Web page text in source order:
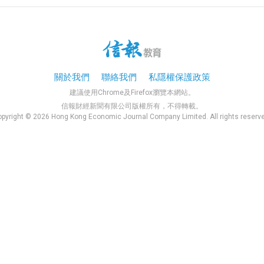
關於我們 聯絡我們 私隱權保護政策
建議使用Chrome及Firefox瀏覽本網站。
信報財經新聞有限公司版權所有，不得轉載。
© 2026 Hong Kong Economic Journal Company Limited. All rights